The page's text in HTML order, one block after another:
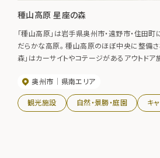
種山高原 星座の森
「種山高原」は岩手県奥州市・遠野市・住田町
だらかな高原。 種山高原のほぼ中央に整備さ
森」はカーサイトやコテージがあるアウトドア
６月中旬レンゲツツジの群生が見事。
奥州市 県南エリア
観光施設 自然・景勝・庭園 キ